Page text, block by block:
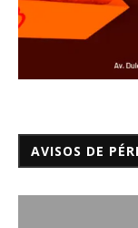
AVISOS DE